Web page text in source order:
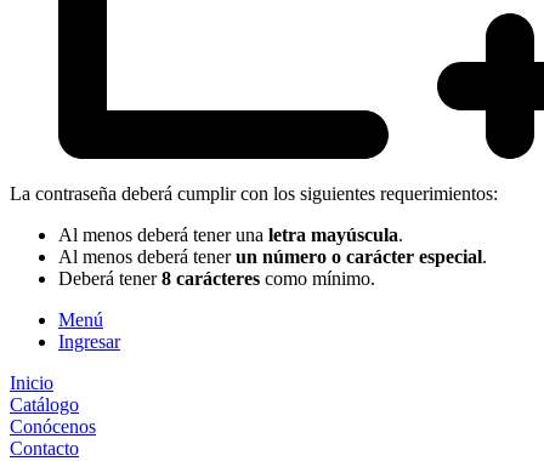
La contraseña deberá cumplir con los siguientes requerimientos:
Al menos deberá tener una letra mayúscula.
Al menos deberá tenerun número o carácter especial.
Deberá tener8 carácteres como mínimo.
Menú
Ingresar
Inicio
Catálogo
Conócenos
Contacto